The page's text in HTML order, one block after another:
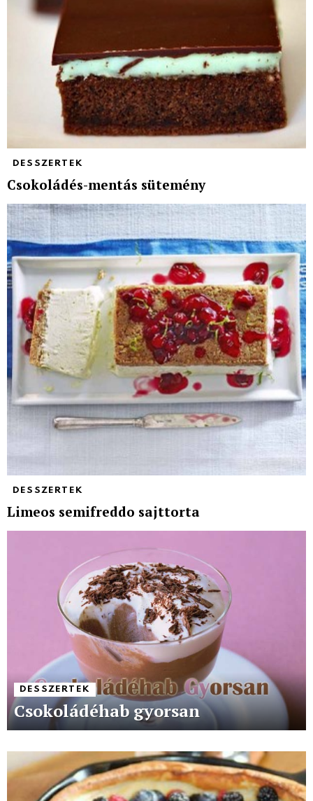
DESSZERTEK
Csokoládés-mentás sütemény
DESSZERTEK
Limeos semifreddo sajttorta
DESSZERTEK
Csokoládéhab gyorsan